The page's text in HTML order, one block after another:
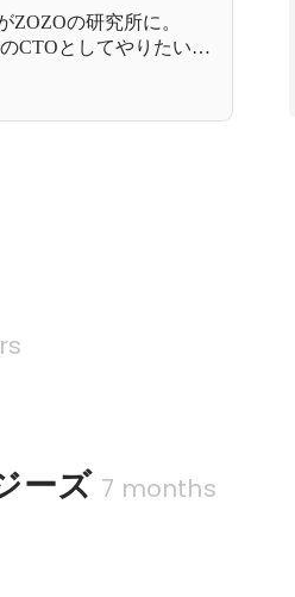
ZOZOの研究所に。
CTOとしてやりたいこ
ーズ 7 months